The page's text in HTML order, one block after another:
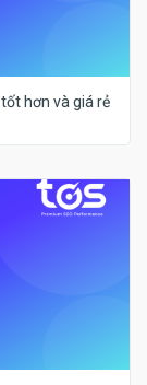
hơn và giá rẻ